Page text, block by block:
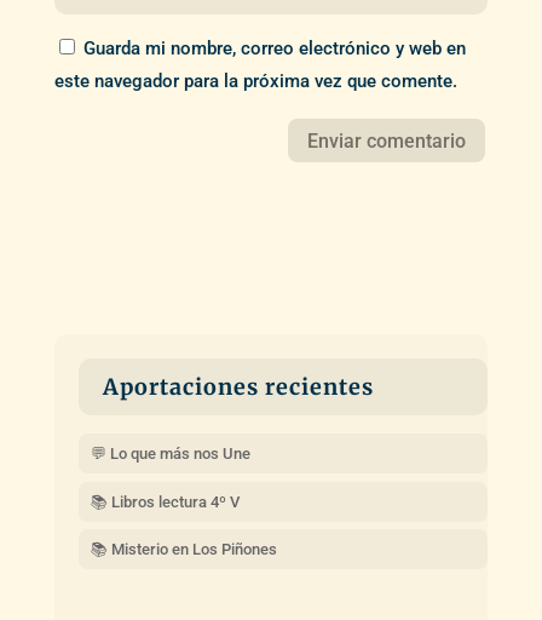
Guarda mi nombre, correo electrónico y web en
este navegador para la próxima vez que comente.
Aportaciones recientes
💬 Lo que más nos Une
📚 Libros lectura 4º V
📚 Misterio en Los Piñones